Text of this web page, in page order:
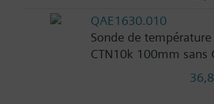
QAE1630.010
Sonde de
CTN10k 100mm sans